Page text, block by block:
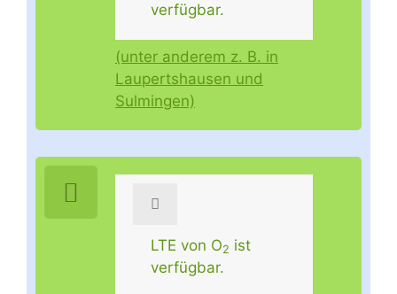
verfügbar.
(unter anderem z. B. in
Laupertshausen und
Sulmingen)
LTE von O2 ist
verfügbar.